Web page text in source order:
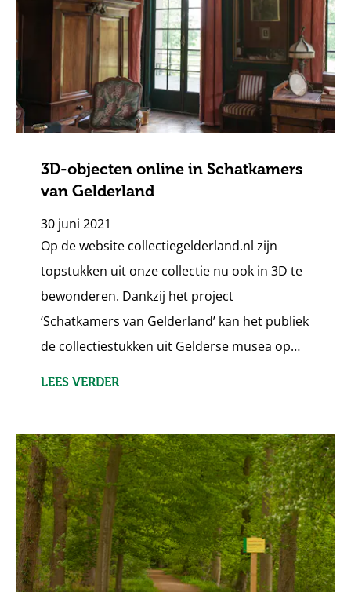
3D-objecten online in Schatkamers
van Gelderland
30 juni 2021
Op de website collectiegelderland.nl zijn
topstukken uit onze collectie nu ook in 3D te
bewonderen. Dankzij het project
‘Schatkamers van Gelderland’ kan het publiek
de collectiestukken uit Gelderse musea op…
LEES VERDER